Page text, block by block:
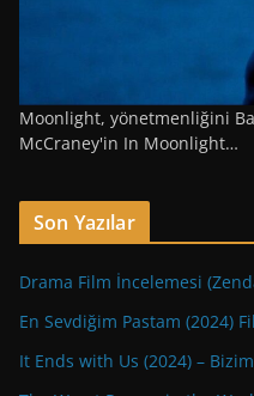
Moonlight, yönetmenliğini
McCraney'in In Moonlight…
Son Yazılar
Drama Film İncelemesi
En Sevdiğim Pastam (2024)
It Ends with Us (2024) –